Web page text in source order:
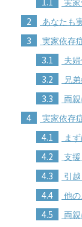
実
2 あなたも
3 実家依存
3.1 夫
3.2 兄
3.3 両
4 実家依存
4.1 ま
4.2 支
4.3 引
4.4 他
4.5 両